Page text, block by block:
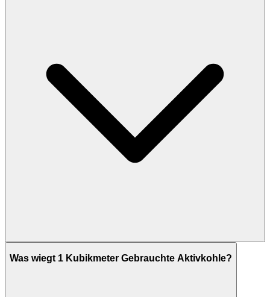
Was wiegt 1 Kubikmeter Gebrauchte Aktivkohle?